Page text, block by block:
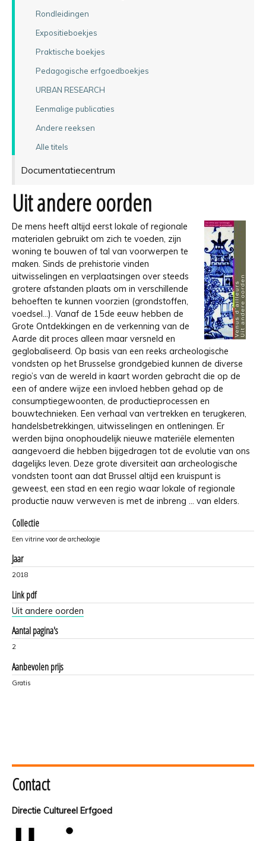
Rondleidingen
Expositieboekjes
Praktische boekjes
Pedagogische erfgoedboekjes
URBAN RESEARCH
Eenmalige publicaties
Andere reeksen
Alle titels
Documentatiecentrum
Uit andere oorden
De mens heeft altijd eerst lokale of regionale
materialen gebruikt om zich te voeden, zijn
woning te bouwen of tal van voorwerpen te
maken. Sinds de prehistorie vinden
uitwisselingen en verplaatsingen over steeds
grotere afstanden plaats om in verschillende
behoeften te kunnen voorzien (grondstoffen,
voedsel...). Vanaf de 15de eeuw hebben de
Grote Ontdekkingen en de verkenning van de
Aarde dit proces alleen maar versneld en
geglobaliseerd. Op basis van een reeks archeologische
vondsten op het Brusselse grondgebied kunnen de diverse
regio’s van de wereld in kaart worden gebracht die op de
een of andere wijze een invloed hebben gehad op de
consumptiegewoonten, de productieprocessen en
bouwtechnieken. Een verhaal van vertrekken en terugkeren,
handelsbetrekkingen, uitwisselingen en ontleningen. Er
werden bijna onophoudelijk nieuwe materiële elementen
aangevoerd die hebben bijgedragen tot de evolutie van ons
dagelijks leven. Deze grote diversiteit aan archeologische
vondsten toont aan dat Brussel altijd een kruispunt is
geweest, een stad en een regio waar lokale of regionale
productie nauw verweven is met de inbreng … van elders.
Collectie
Een vitrine voor de archeologie
Jaar
2018
Link pdf
Uit andere oorden
Aantal pagina's
2
Aanbevolen prijs
Gratis
Contact
Directie Cultureel Erfgoed